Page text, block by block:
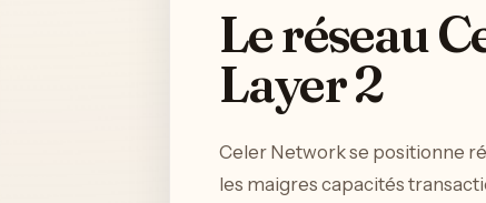
Le réseau
Layer 2
Celer Network se positionne
les maigres capacités